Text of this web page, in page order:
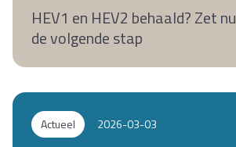
HEV1 en HEV2 behaald? Zet nu
de volgende stap
Actueel 2026-03-03